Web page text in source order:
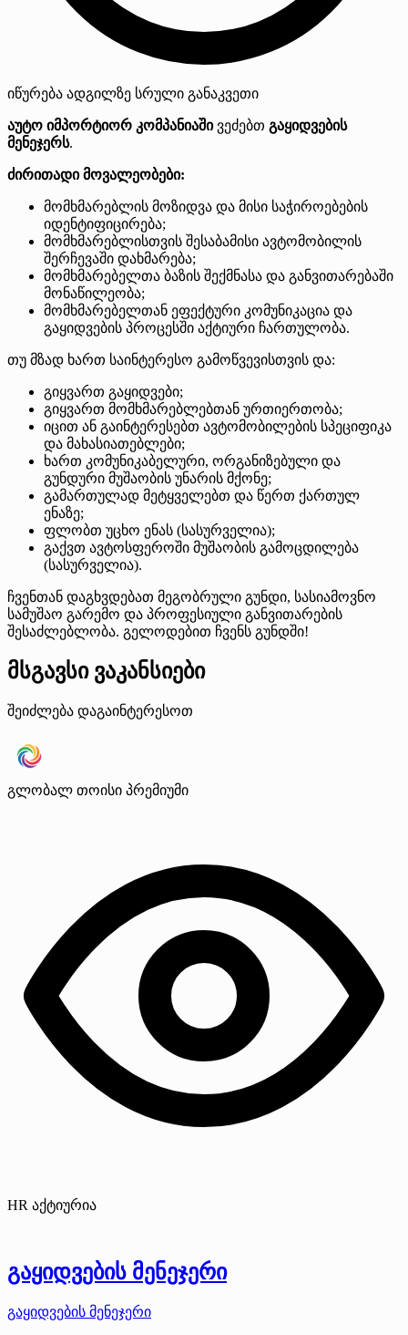
იწურება ადგილზე სრული განაკვეთი
აუტო იმპორტიორ კომპანიაშივეძებთ გაყიდვების
მენეჯერს.
ძირითადი მოვალეობები:
მომხმარებლის მოზიდვა და მისი საჭიროებების
იდენტიფიცირება;
მომხმარებლისთვის შესაბამისი ავტომობილის
შერჩევაში დახმარება;
მომხმარებელთა ბაზის შექმნასა და განვითარებაში
მონაწილეობა;
მომხმარებელთან ეფექტური კომუნიკაცია და
გაყიდვების პროცესში აქტიური ჩართულობა.
თუ მზად ხართ საინტერესო გამოწვევისთვის და:
გიყვართ გაყიდვები;
გიყვართ მომხმარებლებთან ურთიერთობა;
იცით ან გაინტერესებთ ავტომობილების სპეციფიკა
და მახასიათებლები;
ხართ კომუნიკაბელური, ორგანიზებული და
გუნდური მუშაობის უნარის მქონე;
გამართულად მეტყველებთ და წერთ ქართულ
ენაზე;
ფლობთ უცხო ენას (სასურველია);
გაქვთ ავტოსფეროში მუშაობის გამოცდილება
(სასურველია).
ჩვენთან დაგხვდებათ მეგობრული გუნდი, სასიამოვნო
სამუშაო გარემო და პროფესიული განვითარების
შესაძლებლობა. გელოდებით ჩვენს გუნდში!
მსგავსი ვაკანსიები
შეიძლება დაგაინტერესოთ
გლობალ თოისი პრემიუმი
HR აქტიურია
გაყიდვების მენეჯერი
გაყიდვების მენეჯერი